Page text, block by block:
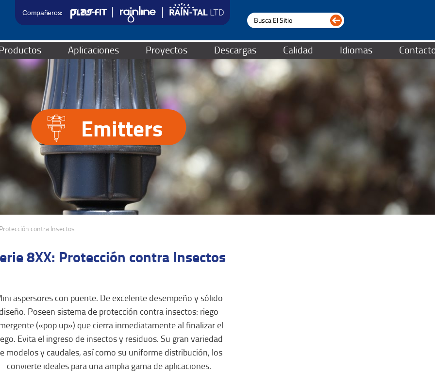
Compañeros:
Aplicaciones Proyectos Descargas Calidad Idiomas
Emitters
contra Insectos
8XX: Protección contra Insectos
aspersores con puente. De excelente desempeño y sólido
diseño. Poseen sistema de protección contra insectos: riego
(«pop up») que cierra inmediatamente al finalizar el
Evita el ingreso de insectos y residuos. Su gran variedad
modelos y caudales, así como su uniforme distribución, los
convierte ideales para una amplia gama de aplicaciones.